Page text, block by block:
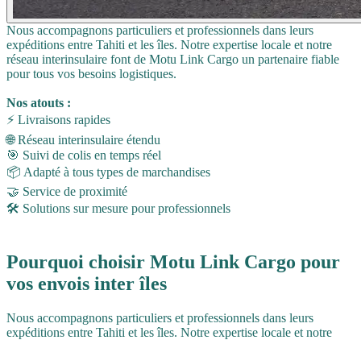
Nous accompagnons particuliers et professionnels dans leurs
expéditions entre Tahiti et les îles. Notre expertise locale et notre
réseau interinsulaire font de Motu Link Cargo un partenaire fiable
pour tous vos besoins logistiques.
Nos atouts :
⚡ Livraisons rapides
🌐 Réseau interinsulaire étendu
🎯 Suivi de colis en temps réel
📦 Adapté à tous types de marchandises
🤝 Service de proximité
🛠️ Solutions sur mesure pour professionnels
Pourquoi choisir Motu Link Cargo pour
vos envois inter îles
Nous accompagnons particuliers et professionnels dans leurs
expéditions entre Tahiti et les îles. Notre expertise locale et notre